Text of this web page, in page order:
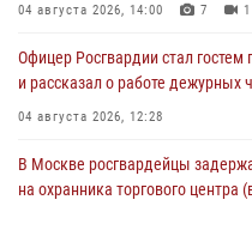
04 августа 2026, 14:00 7 1
Офицер Росгвардии стал
и рассказал о работе дежурных
04 августа 2026, 12:28
В Москве росгвардейцы
на охранника торгового центра